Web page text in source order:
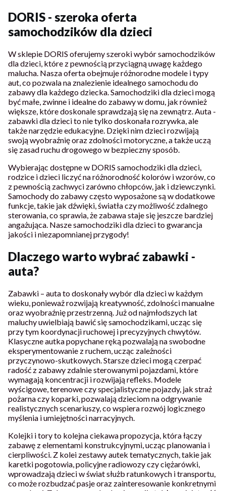
DORIS - szeroka oferta
samochodzików dla dzieci
W sklepie DORIS oferujemy szeroki wybór samochodzików
dla dzieci, które z pewnością przyciągną uwagę każdego
malucha. Nasza oferta obejmuje różnorodne modele i typy
aut, co pozwala na znalezienie idealnego samochodu do
zabawy dla każdego dziecka. Samochodziki dla dzieci mogą
być małe, zwinne i idealne do zabawy w domu, jak również
większe, które doskonale sprawdzają się na zewnątrz. Auta -
zabawki dla dzieci to nie tylko doskonała rozrywka, ale
także narzędzie edukacyjne. Dzięki nim dzieci rozwijają
swoją wyobraźnię oraz zdolności motoryczne, a także uczą
się zasad ruchu drogowego w bezpieczny sposób.
Wybierając dostępne w DORIS samochodziki dla dzieci,
rodzice i dzieci liczyć na różnorodność kolorów i wzorów, co
z pewnością zachwyci zarówno chłopców, jak i dziewczynki.
Samochody do zabawy często wyposażone są w dodatkowe
funkcje, takie jak dźwięki, światła czy możliwość zdalnego
sterowania, co sprawia, że zabawa staje się jeszcze bardziej
angażująca. Nasze samochodziki dla dzieci to gwarancja
jakości i niezapomnianej przygody!
Dlaczego warto wybrać zabawki -
auta?
Zabawki – auta to doskonały wybór dla dzieci w każdym
wieku, ponieważ rozwijają kreatywność, zdolności manualne
oraz wyobraźnię przestrzenną. Już od najmłodszych lat
maluchy uwielbiają bawić się samochodzikami, ucząc się
przy tym koordynacji ruchowej i precyzyjnych chwytów.
Klasyczne autka popychane ręką pozwalają na swobodne
eksperymentowanie z ruchem, ucząc zależności
przyczynowo-skutkowych. Starsze dzieci mogą czerpać
radość z zabawy zdalnie sterowanymi pojazdami, które
wymagają koncentracji i rozwijają refleks. Modele
wyścigowe, terenowe czy specjalistyczne pojazdy, jak straż
pożarna czy koparki, pozwalają dzieciom na odgrywanie
realistycznych scenariuszy, co wspiera rozwój logicznego
myślenia i umiejętności narracyjnych.
Kolejki i tory to kolejna ciekawa propozycja, która łączy
zabawę z elementami konstrukcyjnymi, ucząc planowania i
cierpliwości. Z kolei zestawy autek tematycznych, takie jak
karetki pogotowia, policyjne radiowozy czy ciężarówki,
wprowadzają dzieci w świat służb ratunkowych i transportu,
co może rozbudzać pasje oraz zainteresowanie konkretnymi